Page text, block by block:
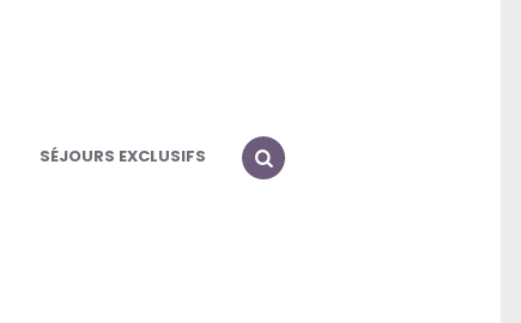
SÉJOURS EXCLUSIFS